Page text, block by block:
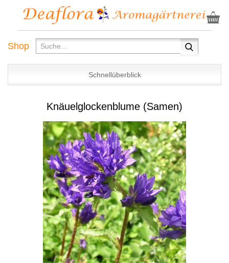
Shop
Schnellüberblick
Knäuelglockenblume (Samen)